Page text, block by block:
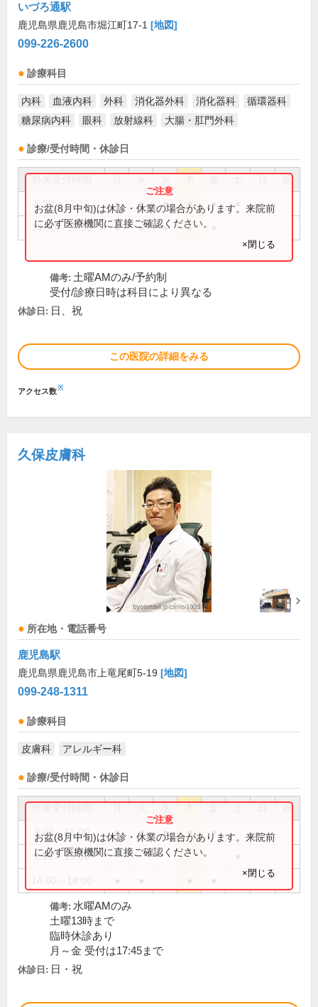
いづろ通駅
鹿児島県鹿児島市堀江町17-1 [地図]
099-226-2600
診療科目
内科 血液内科 外科 消化器外科 消化器科
循環器科
糖尿病内科
眼科 放射線科 大腸・肛門外科
診療/受付時間・休診日
祝
8:30～12:30 ● ● ● ● ●
14:00～17:30 ● ● ● ●
お盆(8月中旬)は休診・休業の場合があります。来院前
に必ず医療機関に直接ご確認ください。
×閉じる
備考: 土曜AMのみ/予約制
受付/診療日時は科目により異なる
休診日: 日、祝
この医院の詳細をみる
アクセス数※
久保皮膚科
所在地・電話番号
鹿児島駅
鹿児島県鹿児島市上竜尾町5-19 [地図]
099-248-1311
診療科目
皮膚科 アレルギー科
診療/受付時間・休診日
祝
9:00～12:00 ● ● ● ● ●
9:00～13:00
お盆(8月中旬)は休診・休業の場合があります。来院前
に必ず医療機関に直接ご確認ください。
×閉じる
備考: 水曜AMのみ
土曜13時まで
臨時休診あり
月～金 受付は17:45まで
休診日: 日・祝